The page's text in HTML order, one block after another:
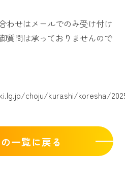
わせはメールでのみ受け付け
質問は承っておりませんので
choju/kurashi/koresha/
一覧に戻る